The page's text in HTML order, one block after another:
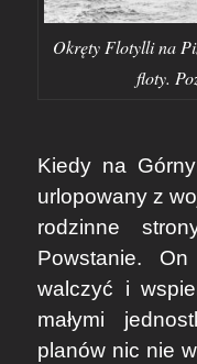
Okręty Flotylli na
floty.
Kiedy na
urlopowany z
rodzinne
Powstanie.
walczyć i
małymi
planów nic nie